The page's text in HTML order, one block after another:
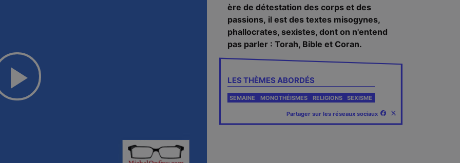
Play
ère de détestation des corps et des
passions, il est des textes misogynes,
phallocrates, sexistes, dont on n'entend
pas parler : Torah, Bible et Coran.
LES THÈMES ABORDÉS
SEMAINE MONOTHÉISMES RELIGIONS SEXISME
Partager sur les réseaux sociaux